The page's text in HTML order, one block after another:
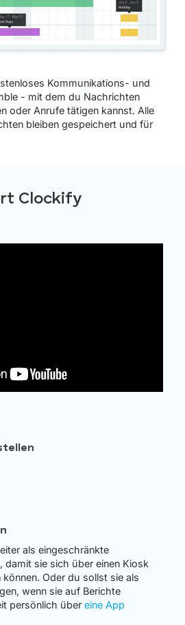
Kommunikations- und
- mit dem du Nachrichten
oder Anrufe tätigen kannst. Alle
bleiben gespeichert und für
Clockify
als eingeschränkte
damit sie sich über einen Kiosk
Oder du sollst sie als
wenn sie auf Berichte
persönlich über eine App